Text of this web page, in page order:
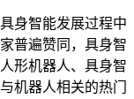
身智能发展过程中
普遍赞同，具身智
形机器人、具身智
机器人相关的热门